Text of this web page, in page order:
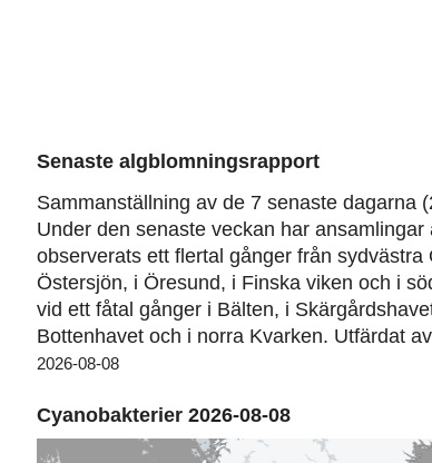
Senaste algblomningsrapport
Sammanställning av de 7 senaste dagarna
Under den senaste veckan har ansamlingar
observerats ett flertal gånger från sydvästra
Östersjön, i Öresund, i Finska viken och i
vid ett fåtal gånger i Bälten, i
Bottenhavet och i norra Kvarken. Utfärdat
2026-08-08
Cyanobakterier 2026-08-08